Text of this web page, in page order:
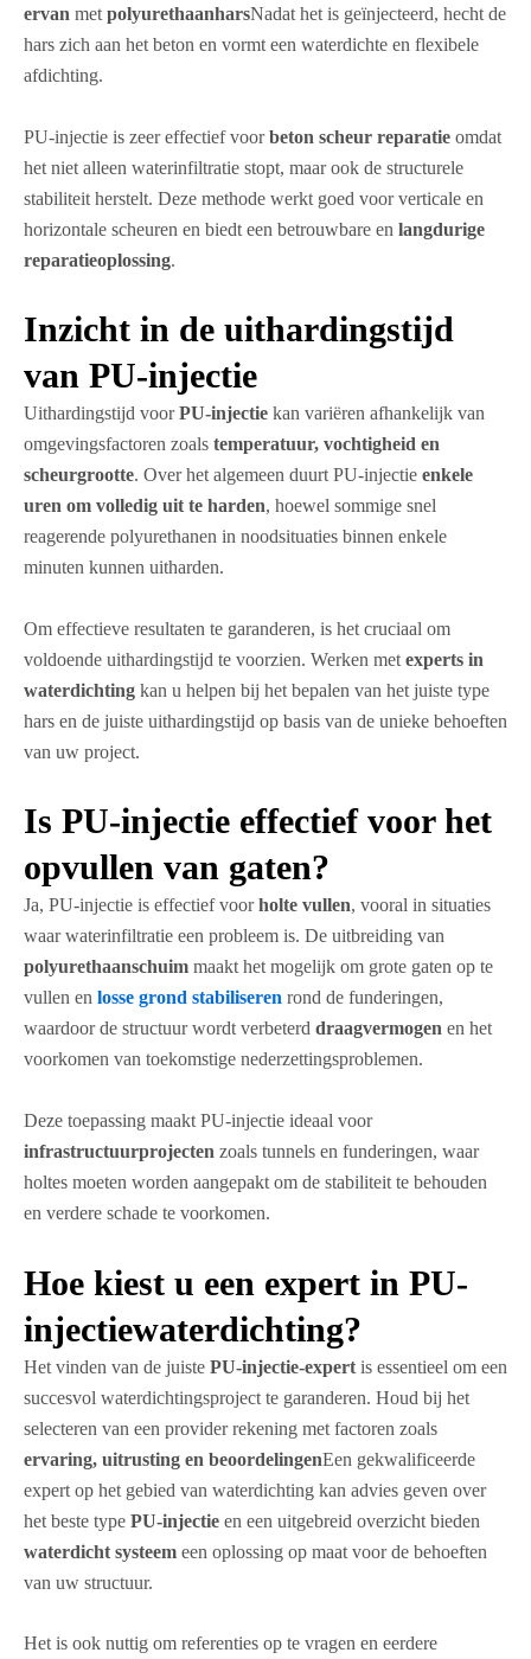
ervan met polyurethaanharsNadat het is geïnjecteerd, hecht de
hars zich aan het beton en vormt een waterdichte en flexibele
afdichting.
PU-injectie is zeer effectief voorbeton scheur reparatie omdat
het niet alleen waterinfiltratie stopt, maar ook de structurele
stabiliteit herstelt. Deze methode werkt goed voor verticale en
horizontale scheuren en biedt een betrouwbare en langdurige
reparatieoplossing.
Inzicht in de uithardingstijd
van PU-injectie
Uithardingstijd voorPU-injectie kan variëren afhankelijk van
omgevingsfactoren zoals temperatuur, vochtigheid en
scheurgrootte. Over het algemeen duurt PU-injectie enkele
uren om volledig uit te harden, hoewel sommige snel
reagerende polyurethanen in noodsituaties binnen enkele
minuten kunnen uitharden.
Om effectieve resultaten te garanderen, is het cruciaal om
voldoende uithardingstijd te voorzien. Werken met experts in
waterdichting kan u helpen bij het bepalen van het juiste type
hars en de juiste uithardingstijd op basis van de unieke behoeften
van uw project.
Is PU-injectie effectief voor het
opvullen van gaten?
Ja, PU-injectie is effectief voorholte vullen, vooral in situaties
waar waterinfiltratie een probleem is. De uitbreiding van
polyurethaanschuim maakt het mogelijk om grote gaten op te
vullen en losse grond stabiliseren rond de funderingen,
waardoor de structuur wordt verbeterd draagvermogen en het
voorkomen van toekomstige nederzettingsproblemen.
Deze toepassing maakt PU-injectie ideaal voor
infrastructuurprojecten zoals tunnels en funderingen, waar
holtes moeten worden aangepakt om de stabiliteit te behouden
en verdere schade te voorkomen.
Hoe kiest u een expert in PU-
injectiewaterdichting?
Het vinden van de juiste PU-injectie-expert is essentieel om een
succesvol waterdichtingsproject te garanderen. Houd bij het
selecteren van een provider rekening met factoren zoals
ervaring, uitrusting en beoordelingenEen gekwalificeerde
expert op het gebied van waterdichting kan advies geven over
het beste type PU-injectie en een uitgebreid overzicht bieden
waterdicht systeem een oplossing op maat voor de behoeften
van uw structuur.
Het is ook nuttig om referenties op te vragen en eerdere